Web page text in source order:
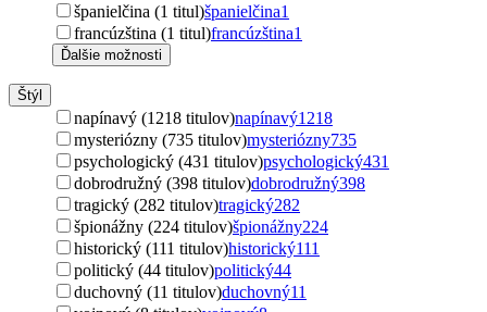
španielčina (1 titul)španielčina1
francúzština (1 titul)francúzština1
Ďalšie možnosti
Štýl
napínavý (1218 titulov)napínavý1218
mysteriózny (735 titulov)mysteriózny735
psychologický (431 titulov)psychologický431
dobrodružný (398 titulov)dobrodružný398
tragický (282 titulov)tragický282
špionážny (224 titulov)špionážny224
historický (111 titulov)historický111
politický (44 titulov)politický44
duchovný (11 titulov)duchovný11